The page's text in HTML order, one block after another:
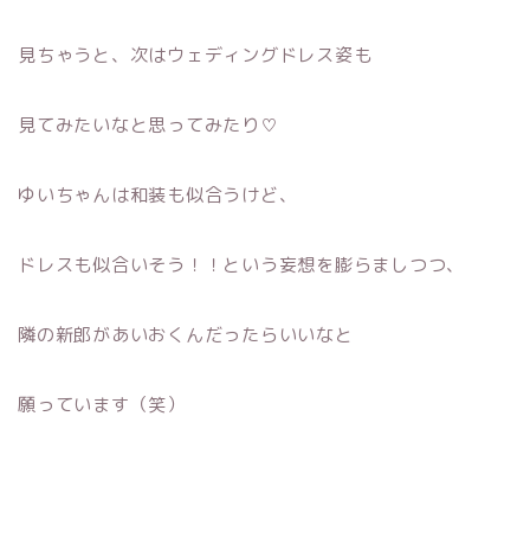
見ちゃうと、次はウェディングドレス姿も
見てみたいなと思ってみたり♡
ゆいちゃんは和装も似合うけど、
ドレスも似合いそう！！という妄想を膨らましつつ、
隣の新郎があいおくんだったらいいなと
願っています（笑）